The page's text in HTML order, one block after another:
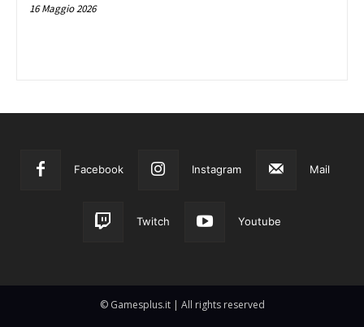
16 Maggio 2026
Facebook Instagram Mail
Twitch Youtube
© Gamesplus.it | All rights reserved